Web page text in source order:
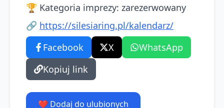
🏆 Kategoria imprezy: zarezerwowany
🔗 https://silesiaring.pl/kalendarz/
Facebook
X
WhatsApp
Kopiuj link
❤️ Dodaj do ulubionych